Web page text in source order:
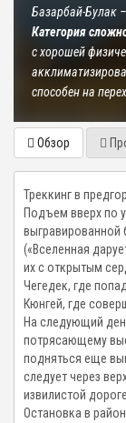
И
Базарбай-Булак
Категория
с хорошей
способен на
Обзор
Треккинг в
Подъем вверх по
(«Вселенная
их с открытым
Чегедек, где
Кюнгей, где
На следующий
потрясающему
подняться еще
следует через
извилистой
Остановка в